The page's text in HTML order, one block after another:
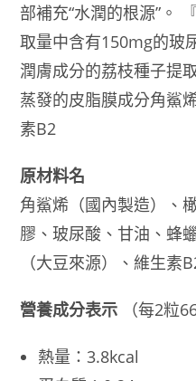
乳
30
日
份
數
部補充“水潤的根源”。
取量中含有150mg的玻
潤膚成分的荔枝種子提
蒸發的皮脂膜成分角鯊
素B2
原材料名
角鯊烯（國內製造）、
膠、玻尿酸、甘油、蜂
（大豆來源）、維生素
營養成分表示 （每2粒
熱量：3.8kcal